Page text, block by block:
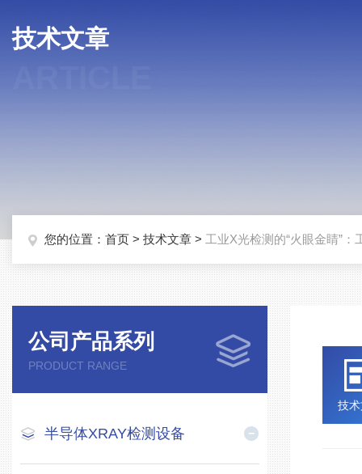
技术文章
您的位置： 首页 > 技术文章 > 工业X光检测的“火眼金睛”
公司产品系列
PRODUCT RANGE
半导体XRAY检测设备
技